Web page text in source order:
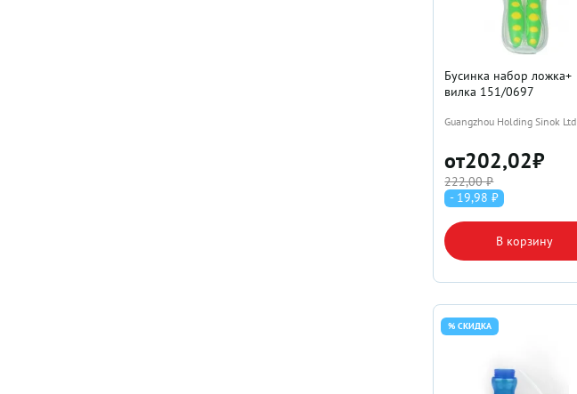
Бусинка набор ложка+
вилка 151/0697
Guangzhou Holding Sinok Ltd
от202,02₽
222,00 ₽
- 19,98 ₽
В корзину
% СКИДКА